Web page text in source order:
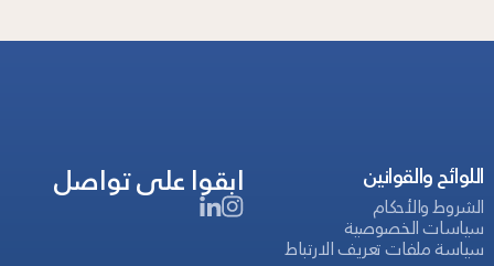
اللوائح والقوانين
الشروط والأحكام
سياسات الخصوصية
سياسة ملفات تعريف الارتباط
ابقوا على تواصل